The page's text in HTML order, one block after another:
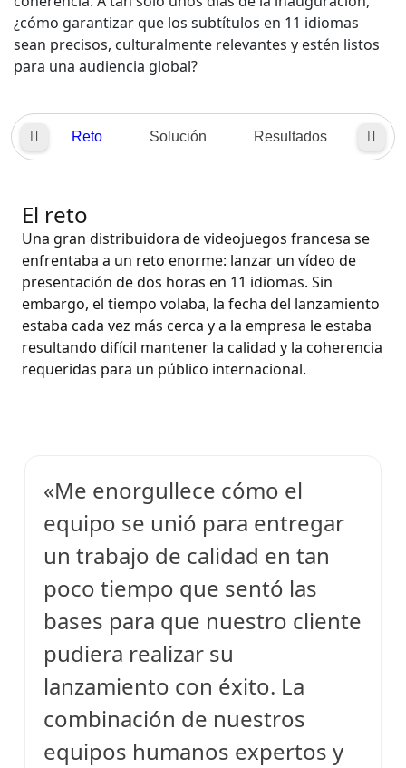
Manufactura
Finanzas
Jurídico
Defensa y Seguridad
Todas las industrias
¿cómo garantizar que los subtítulos en 11 idiomas
sean precisos, culturalmente relevantes y estén listos
para una audiencia global?
Reto Solución Resultados
El reto
Una gran distribuidora de videojuegos francesa se
enfrentaba a un reto enorme: lanzar un vídeo de
presentación de dos horas en 11 idiomas. Sin
embargo, el tiempo volaba, la fecha del lanzamiento
estaba cada vez más cerca y a la empresa le estaba
resultando difícil mantener la calidad y la coherencia
requeridas para un público internacional.
«Me enorgullece cómo el
equipo se unió para entregar
un trabajo de calidad en tan
poco tiempo que sentó las
bases para que nuestro cliente
pudiera realizar su
lanzamiento con éxito. La
combinación de nuestros
equipos humanos expertos y